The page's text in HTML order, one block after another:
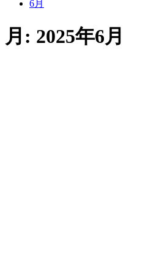
6月
月: 2025年6月